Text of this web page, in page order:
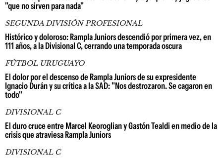
"que no sirven para nada"
SEGUNDA DIVISIÓN PROFESIONAL
Histórico y doloroso: Rampla Juniors descendió por primera vez, en
111 años, a la Divisional C, cerrando una temporada oscura
FÚTBOL URUGUAYO
El dolor por el descenso de Rampla Juniors de su expresidente
Ignacio Durán y su crítica a la SAD: "Nos destrozaron. Se cagaron en
todo"
DIVISIONAL C
El duro cruce entre Marcel Keoroglian y Gastón Tealdi en medio de la
crisis que atraviesa Rampla Juniors
DIVISIONAL C